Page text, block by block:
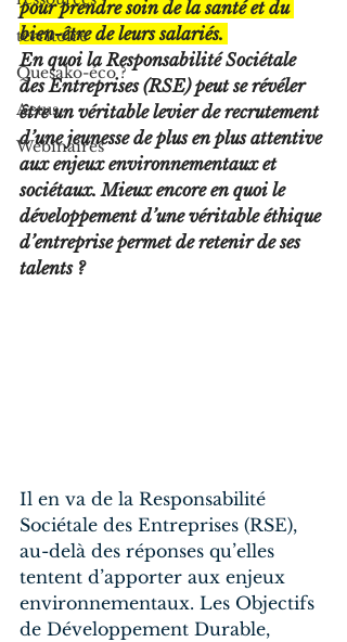
territoire
Quesako-éco ?
Actus
Webinaires
pour prendre soin de la santé et du
bien-être de leurs salariés.
En quoi la Responsabilité Sociétale
des Entreprises (RSE) peut se révéler
être un véritable levier de recrutement
d’une jeunesse de plus en plus attentive
aux enjeux environnementaux et
sociétaux. Mieux encore en quoi le
développement d’une véritable éthique
d’entreprise permet de retenir de ses
talents ?
Il en va de la Responsabilité
Sociétale des Entreprises (RSE),
au-delà des réponses qu’elles
tentent d’apporter aux enjeux
environnementaux. Les Objectifs
de Développement Durable,